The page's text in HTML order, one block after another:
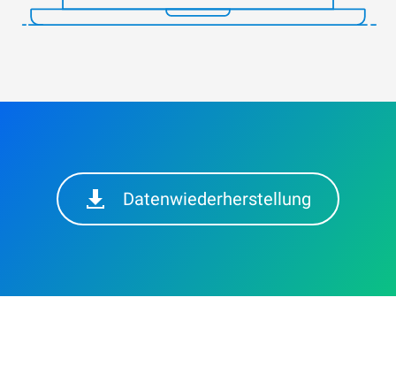
Datenwiederherstellung